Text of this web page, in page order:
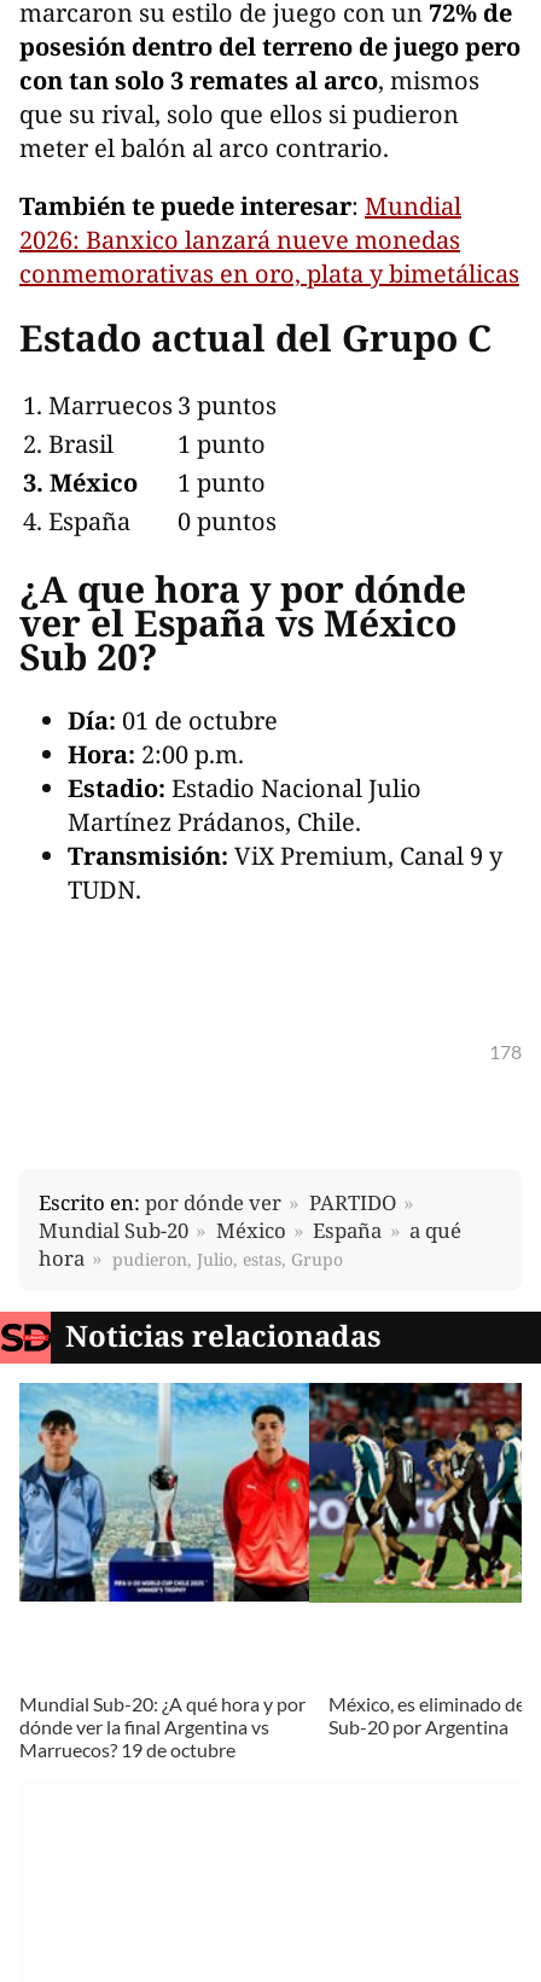
marcaron su estilo de juego con un 72% de
posesión dentro del terreno de juego pero
con tan solo 3 remates al arco, mismos
que su rival, solo que ellos si pudieron
meter el balón al arco contrario.
También te puede interesar: Mundial
2026: Banxico lanzará nueve monedas
conmemorativas en oro, plata y bimetálicas
Estado actual del Grupo C
1. Marruecos 3 puntos
2. Brasil
1 punto
3. México
1 punto
4. España
0 puntos
¿A que hora y por dónde
ver el España vs México
Sub 20?
Día: 01 de octubre
Hora: 2:00 p.m.
Estadio: Estadio Nacional Julio
Martínez Prádanos, Chile.
Transmisión: ViX Premium, Canal 9 y
TUDN.
178
Escrito en: por dónde ver
PARTIDO
Mundial Sub-20
México España
a qué
hora
pudieron, Julio, estas, Grupo
Noticias relacionadas
Mundial Sub-20: ¿A qué hora y por
dónde ver la final Argentina vs
Marruecos? 19 de octubre
México, es eliminado del
Sub-20 por Argentina